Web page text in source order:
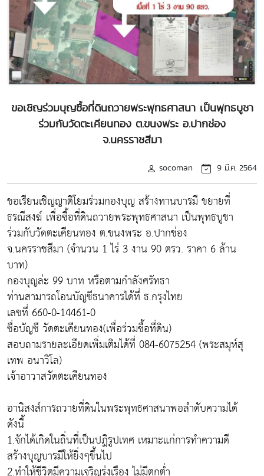
ขอเชิญร่วมบุญซื้อที่ดินถวายพระพุทธศาสนา เป็นพุทธบูชา
ร่วมกับวัดตะเคียนทอง ต.ขนงพระ อ.ปากช่อง
จ.นครราชสีมา
socoman 9 มี.ค. 2564
ขอเรียนเชิญญาติโยมร่วมกองบุญ สร้างทานบารมี ขยายที่
ธรณีสงฆ์ เพื่อซื้อที่ดินถวายพระพุทธศาสนา เป็นพุทธบูชา
ร่วมกับวัดตะเคียนทอง ต.ขนงพระ อ.ปากช่อง
จ.นครราชสีมา (จำนวน 1 ไร่ 3 งาน 90 ตรว. ราคา 6 ล้าน
บาท)
กองบุญล่ะ 99 บาท หรือตามกำลังศรัทธา
ท่านสามารถโอนบัญชีธนาคารได้ที่ ธ.กรุงไทย
เลขที่ 660-0-14461-0
ชื่อบัญชี วัดตะเคียนทอง(เพื่อร่วมซื้อที่ดิน)
สอบถามรายละเอียดเพิ่มเติมได้ที่ 084-6075254 (พระสมุห์สุ
เทพ อนาวิโล)
เจ้าอาวาสวัดตะเคียนทอง
อานิสงส์การถวายที่ดินในพระพุทธศาสนาพอลำดับความได้
ดังนี้
1.จักได้เกิดในถิ่นที่เป็นปฎิรูปเทศ เหมาะแก่การทำความดี
สร้างบุญบารมีให้ยิ่งๆขึ้นไป